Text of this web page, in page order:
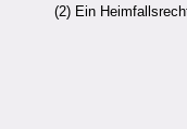
(2) Ein